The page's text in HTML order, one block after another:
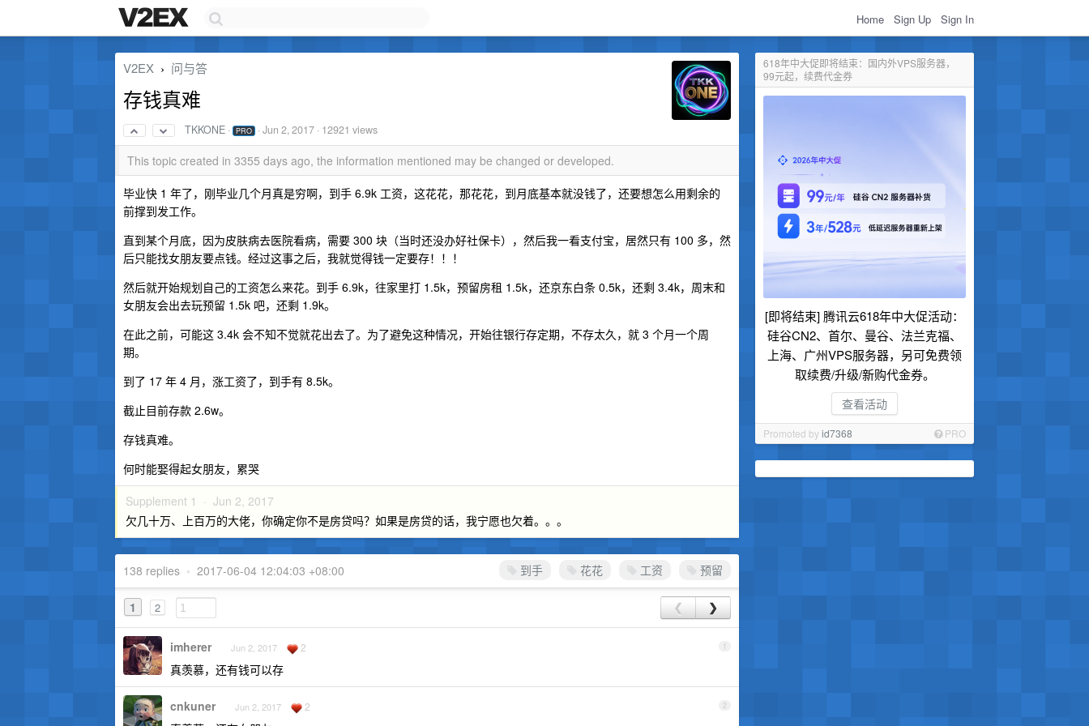
Home Sign Up Sign In
618年中大促即将结束：国内外VPS服务器，
99元起，续费代金券
[即将结束] 腾讯云618年中大促活动：
硅谷CN2、首尔、曼谷、法兰克福、
上海、广州VPS服务器，另可免费领
取续费/升级/新购代金券。
查看活动
Promoted byid7368 PRO
V2EX › 问与答
存钱真难
TKKONE · PRO ·Jun 2, 2017 · 12921 views
This topic created in 3355 days ago, the information mentioned may be changed or developed.
毕业快 1 年了，刚毕业几个月真是穷啊，到手 6.9k 工资，这花花，那花花，到月底基本就没钱了，还要想怎么用剩余的
前撑到发工作。
直到某个月底，因为皮肤病去医院看病，需要 300 块（当时还没办好社保卡），然后我一看支付宝，居然只有 100 多，然
后只能找女朋友要点钱。经过这事之后，我就觉得钱一定要存！！！
然后就开始规划自己的工资怎么来花。到手 6.9k，往家里打 1.5k，预留房租 1.5k，还京东白条 0.5k，还剩 3.4k，周末和
女朋友会出去玩预留 1.5k 吧，还剩 1.9k。
在此之前，可能这 3.4k 会不知不觉就花出去了。为了避免这种情况，开始往银行存定期，不存太久，就 3 个月一个周
期。
到了 17 年 4 月，涨工资了，到手有 8.5k。
截止目前存款 2.6w。
存钱真难。
何时能娶得起女朋友，累哭
Supplement 1 · Jun 2, 2017
欠几十万、上百万的大佬，你确定你不是房贷吗？如果是房贷的话，我宁愿也欠着。。。
到手 花花 工资 预留
138 replies • 2017-06-04 12:04:03 +08:00
1 2 ❮ ❯
1
imherer Jun 2, 2017 2
真羡慕，还有钱可以存
2
cnkuner Jun 2, 2017 2